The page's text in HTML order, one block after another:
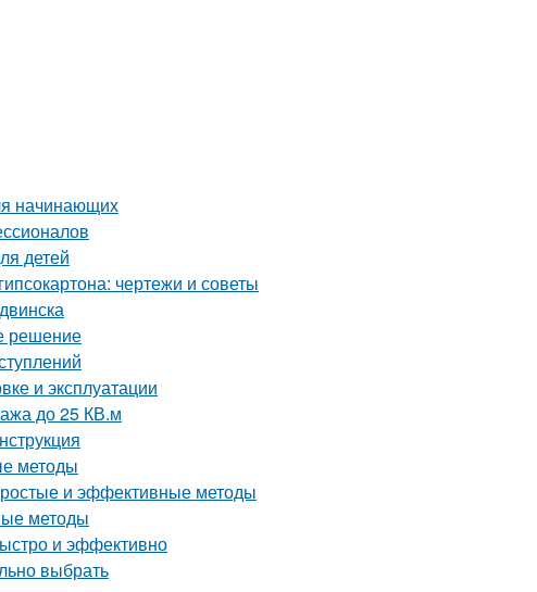
начинающих
детей
чертежи и советы
решение
и эксплуатации
до 25 КВ.м
методы
и эффективные методы
методы
и эффективно
выбрать